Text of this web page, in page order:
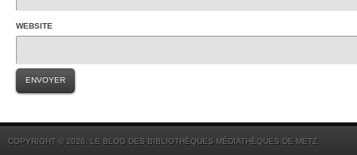
WEBSITE
COPYRIGHT © 2026. LE BLOG DES BIBLIOTHÈQUES MÉDIATHÈQUES DE METZ.